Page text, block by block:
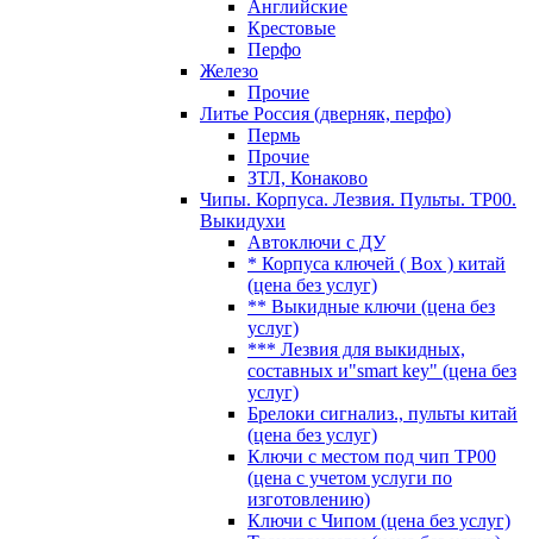
Английские
Крестовые
Перфо
Железо
Прочие
Литье Россия (дверняк, перфо)
Пермь
Прочие
ЗТЛ, Конаково
Чипы. Корпуса. Лезвия. Пульты. TP00.
Выкидухи
Автоключи с ДУ
* Корпуса ключей ( Box ) китай
(цена без услуг)
** Выкидные ключи (цена без
услуг)
*** Лезвия для выкидных,
составных и"smart key" (цена без
услуг)
Брелоки сигнализ., пульты китай
(цена без услуг)
Ключи с местом под чип TP00
(цена с учетом услуги по
изготовлению)
Ключи с Чипом (цена без услуг)